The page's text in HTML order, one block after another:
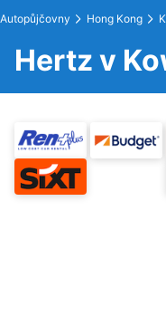
Autopůjčovny Hong Kong
Hertz v